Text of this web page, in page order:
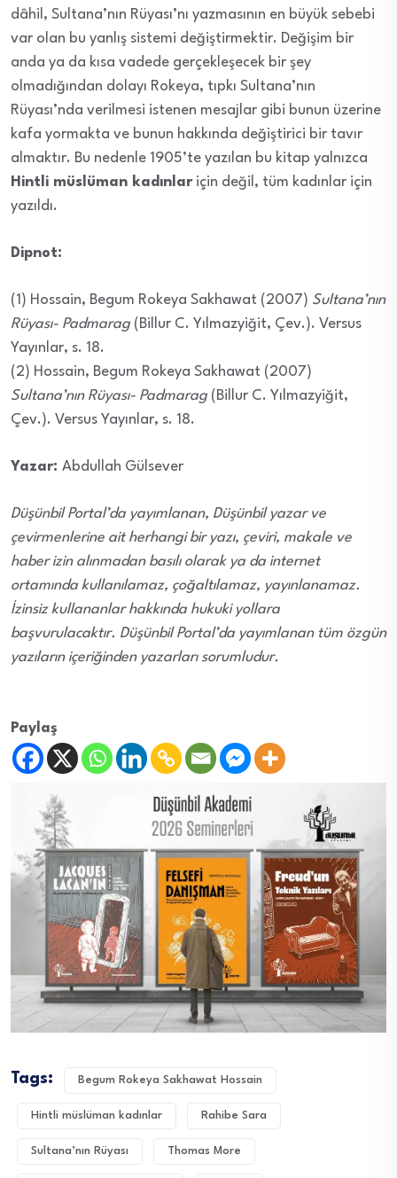
dâhil, Sultana’nın Rüyası’nı yazmasının en büyük sebebi
var olan bu yanlış sistemi değiştirmektir. Değişim bir
anda ya da kısa vadede gerçekleşecek bir şey
olmadığından dolayı Rokeya, tıpkı Sultana’nın
Rüyası’nda verilmesi istenen mesajlar gibi bunun üzerine
kafa yormakta ve bunun hakkında değiştirici bir tavır
almaktır. Bu nedenle 1905’te yazılan bu kitap yalnızca
Hintli müslüman kadınlariçin değil, tüm kadınlar için
yazıldı.
Dipnot:
(1) Hossain, Begum Rokeya Sakhawat (2007) Sultana’nın
Rüyası- Padmarag (Billur C. Yılmazyiğit, Çev.). Versus
Yayınlar, s. 18.
(2) Hossain, Begum Rokeya Sakhawat (2007)
Sultana’nın Rüyası- Padmarag (Billur C. Yılmazyiğit,
Çev.). Versus Yayınlar, s. 18.
Yazar: Abdullah Gülsever
Düşünbil Portal’da yayımlanan, Düşünbil yazar ve
çevirmenlerine ait herhangi bir yazı, çeviri, makale ve
haber izin alınmadan basılı olarak ya da internet
ortamında kullanılamaz, çoğaltılamaz, yayınlanamaz.
İzinsiz kullananlar hakkında hukuki yollara
başvurulacaktır. Düşünbil Portal’da yayımlanan tüm özgün
yazıların içeriğinden yazarları sorumludur.
Paylaş
Tags: Begum Rokeya Sakhawat Hossain
Hintli müslüman kadınlar Rahibe Sara
Sultana’nın Rüyası Thomas More